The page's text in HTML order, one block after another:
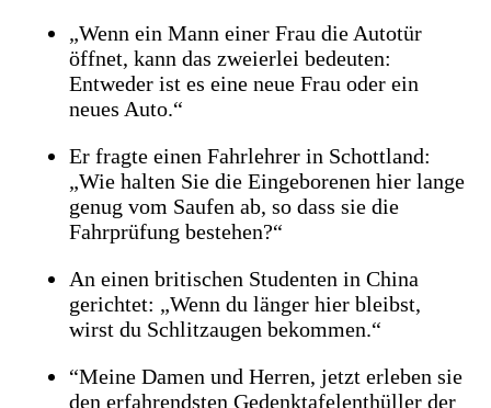
„Wenn ein Mann einer Frau die Autotür
öffnet, kann das zweierlei bedeuten:
Entweder ist es eine neue Frau oder ein
neues Auto.“
Er fragte einen Fahrlehrer in Schottland:
„Wie halten Sie die Eingeborenen hier lange
genug vom Saufen ab, so dass sie die
Fahrprüfung bestehen?“
An einen britischen Studenten in China
gerichtet: „Wenn du länger hier bleibst,
wirst du Schlitzaugen bekommen.“
“Meine Damen und Herren, jetzt erleben sie
den erfahrendsten Gedenktafelenthüller der